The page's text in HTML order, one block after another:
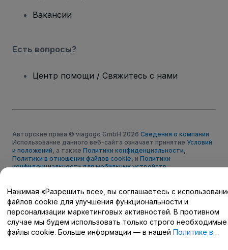
Вакансии
Есть вопросы?
Центр помощи / Свяжитесь с нами
Авторские права © viagogo GmbH 2026 Сведения о компании
Использование данного веб-сайта означает принятие Условий
и положений , а также Политики конфиденциальности
Политики в отношении файлов cookie , и Политики
конфиденциальности для мобильных устройств
Нажимая «Разрешить все», вы соглашаетесь с
файлов cookie для улучшения функциональности и
персонализации маркетинговых активностей. В противном
случае мы будем использовать только строго необходимые
файлы cookie. Больше информации — в нашей Политике в